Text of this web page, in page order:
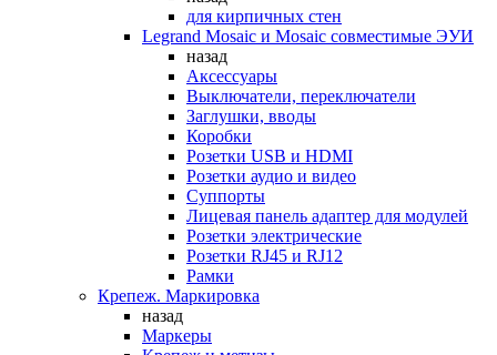
для кирпичных стен
Legrand Mosaic и Mosaic совместимые ЭУИ
назад
Аксессуары
Выключатели, переключатели
Заглушки, вводы
Коробки
Розетки USB и HDMI
Розетки аудио и видео
Суппорты
Лицевая панель адаптер для модулей
Розетки электрические
Розетки RJ45 и RJ12
Рамки
Крепеж. Маркировка
назад
Маркеры